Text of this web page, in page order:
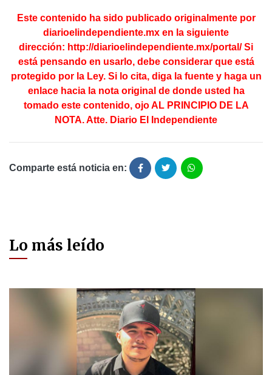
Este contenido ha sido publicado originalmente por
diarioelindependiente.mx en la siguiente
dirección: http://diarioelindependiente.mx/portal/Si
está pensando en usarlo, debe considerar que está
protegido por la Ley. Si lo cita, diga la fuente y haga un
enlace hacia la nota original de donde usted ha
tomado este contenido, ojo AL PRINCIPIO DE LA
NOTA. Atte. Diario El Independiente
Comparte está noticia en:
Lo más leído